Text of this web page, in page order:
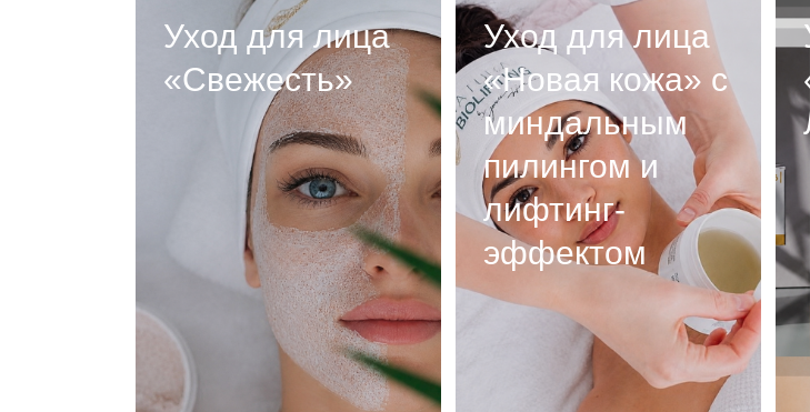
Уход для лица
«Свежесть»
Уход для лица
«Новая кожа» с
миндальным
пилингом и
лифтинг-
эффектом